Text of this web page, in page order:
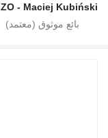
MAZZO - Maciej